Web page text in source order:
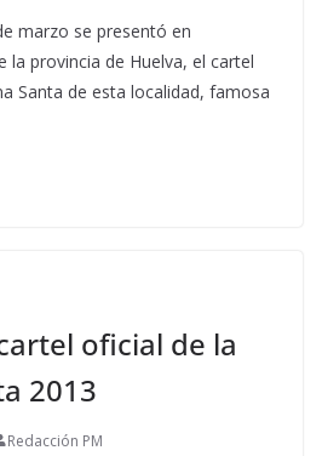
marzo se presentó en
la provincia de Huelva, el cartel
Santa de esta localidad, famosa
oficial de la
2013
Redacción PM